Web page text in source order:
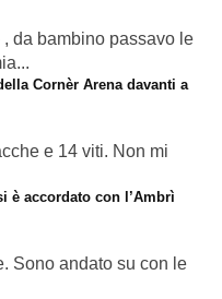
da bambino passavo le
Cornèr Arena davanti a
e 14 viti. Non mi
è accordato con l’Ambrì
Sono andato su con le